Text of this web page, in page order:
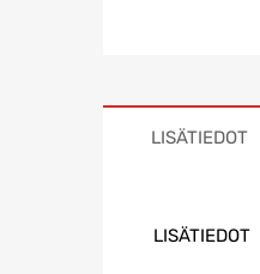
LISÄTIEDOT
LISÄTIEDOT